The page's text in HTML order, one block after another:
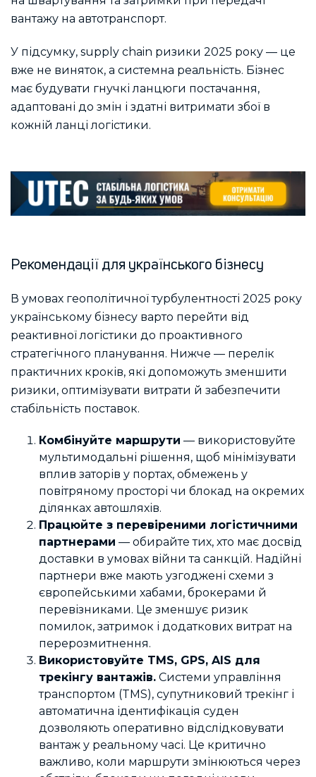
вантажу на автотранспорт.
У підсумку, supply chain ризики 2025 року — це
вже не виняток, а системна реальність. Бізнес
має будувати гнучкі ланцюги постачання,
адаптовані до змін і здатні витримати збої в
кожній ланці логістики.
Рекомендації для українського бізнесу
В умовах геополітичної турбулентності 2025 року
українському бізнесу варто перейти від
реактивної логістики до проактивного
стратегічного планування. Нижче — перелік
практичних кроків, які допоможуть зменшити
ризики, оптимізувати витрати й забезпечити
стабільність поставок.
Комбінуйте маршрути — використовуйте
мультимодальні рішення, щоб мінімізувати
вплив заторів у портах, обмежень у
повітряному просторі чи блокад на окремих
ділянках автошляхів.
Працюйте з перевіреними логістичними
партнерами — обирайте тих, хто має досвід
доставки в умовах війни та санкцій. Надійні
партнери вже мають узгоджені схеми з
європейськими хабами, брокерами й
перевізниками. Це зменшує ризик
помилок, затримок і додаткових витрат на
перерозмитнення.
Використовуйте TMS, GPS, AIS для
трекінгу вантажів. Системи управління
транспортом (TMS), супутниковий трекінг і
автоматична ідентифікація суден
дозволяють оперативно відслідковувати
вантаж у реальному часі. Це критично
важливо, коли маршрути змінюються через